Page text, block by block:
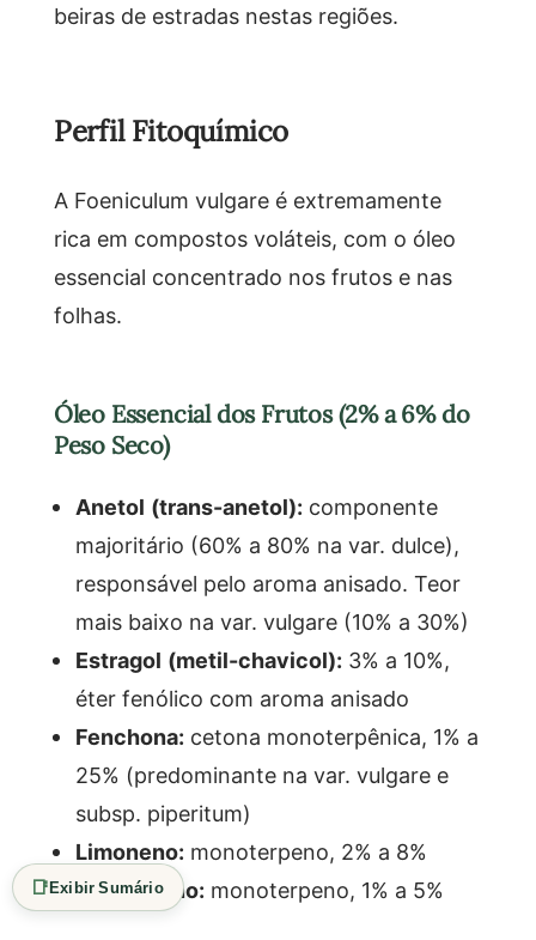
beiras de estradas nestas regiões.
Perfil Fitoquímico
A Foeniculum vulgare é extremamente
rica em compostos voláteis, com o óleo
essencial concentrado nos frutos e nas
folhas.
Óleo Essencial dos Frutos (2% a 6% do
Peso Seco)
Anetol (trans-anetol): componente
majoritário (60% a 80% na var. dulce),
responsável pelo aroma anisado. Teor
mais baixo na var. vulgare (10% a 30%)
Estragol (metil-chavicol): 3% a 10%,
éter fenólico com aroma anisado
Fenchona: cetona monoterpênica, 1% a
25% (predominante na var. vulgare e
subsp. piperitum)
Limoneno: monoterpeno, 2% a 8%
Alfa-pineno: monoterpeno, 1% a 5%
📑Exibir Sumário